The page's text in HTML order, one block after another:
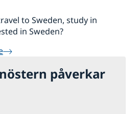
to Sweden, study in
in Sweden?
påverkar